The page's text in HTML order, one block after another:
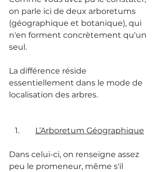
on parle ici de deux arboretums
(géographique et botanique), qui
n'en forment concrètement qu'un
seul.
La différence réside
essentiellement dans le mode de
localisation des arbres.
1. L’Arboretum Géographique
Dans celui-ci, on renseigne assez
peu le promeneur, même s'il